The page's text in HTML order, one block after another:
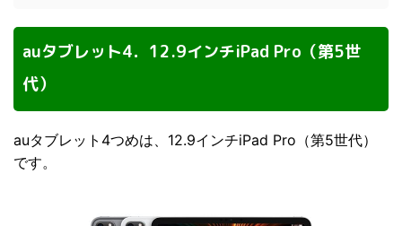
auタブレット4．12.9インチiPad Pro（第5世
代）
auタブレット4つめは、12.9インチiPad Pro（第5世代）
です。